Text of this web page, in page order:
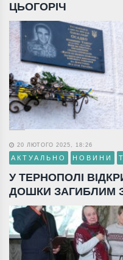
ЦЬОГОРІЧ
20 ЛЮТОГО 2025, 18:26
АКТУАЛЬНО НОВИНИ
У ТЕРНОПОЛІ
ДОШКИ ЗАГИБЛИМ